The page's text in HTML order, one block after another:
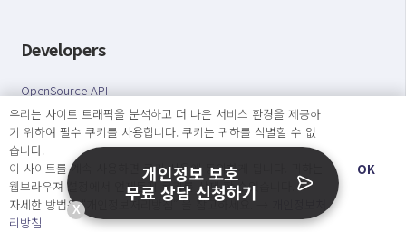
Developers
OpenSource API
오늘보다 더 나은 내일을 만드는 사람들
개인정보처리방침
○ 개인정보보호 컴플라이언스를 선도하겠습니다.
○ 정보주체의 권리를 보장하겠습니다.
우리는 사이트 트래픽을 분석하고 더 나은 서비스 환경을 제공하
기 위하여 필수 쿠키를 사용합니다. 쿠키는 귀하를 식별할 수 없
습니다.
이 사이트를 계속 사용하면 쿠키 사용에 동의하게 됩니다. 귀하는
웹브라우져 설정에서 언제든지 쿠키를 삭제 할 수있습니다.
자세한 방법은 “개인정보처리방침” 을 참고하세요. →
리방침
OK
X
개인정보 보호
무료 상담 신청하기